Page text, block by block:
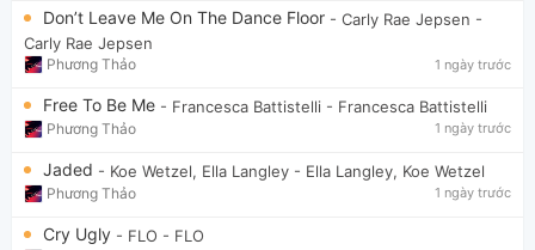
Don’t Leave Me On The Dance Floor - Carly Rae Jepsen -
Carly Rae Jepsen
Phương Thảo 1 ngày trước
Free To Be Me - Francesca Battistelli - Francesca Battistelli
Phương Thảo 1 ngày trước
Jaded - Koe Wetzel, Ella Langley - Ella Langley, Koe Wetzel
Phương Thảo 1 ngày trước
Cry Ugly - FLO - FLO